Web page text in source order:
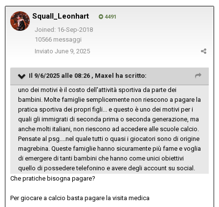
Squall_Leonhart 4491
Joined: 16-Sep-2018
10566 messaggi
Inviato June 9, 2025
Il 9/6/2025 alle 08:26 , Maxel ha scritto:
uno dei motivi è il costo dell'attività sportiva da parte dei
bambini. Molte famiglie semplicemente non riescono a pagare la
pratica sportiva dei propri figli... e questo è uno dei motivi per i
quali gli immigrati di seconda prima o seconda generazione, ma
anche molti italiani, non riescono ad accedere alle scuole calcio.
Pensate al psg....nel quale tutti o quasi i giocatori sono di origine
magrebina. Queste famiglie hanno sicuramente più fame e voglia
di emergere di tanti bambini che hanno come unici obiettivi
quello di possedere telefonino e avere degli account su social.
Che pratiche bisogna pagare?
Per giocare a calcio basta pagare la visita medica